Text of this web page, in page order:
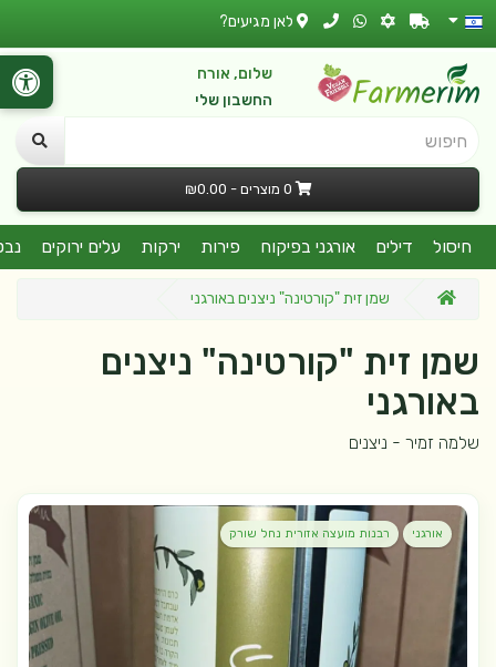
לאן מגיעים?
שלום, אורח
החשבון שלי
חיפוש
0 מוצרים - ₪0.00
חיסול דילים אורגני בפיקוח פירות ירקות עלים ירוקים
שמן זית "קורטינה" ניצנים באורגני
שמן זית "קורטינה" ניצנים
באורגני
שלמה זמיר - ניצנים
אורגני רבנות מועצה אזורית נחל שורק